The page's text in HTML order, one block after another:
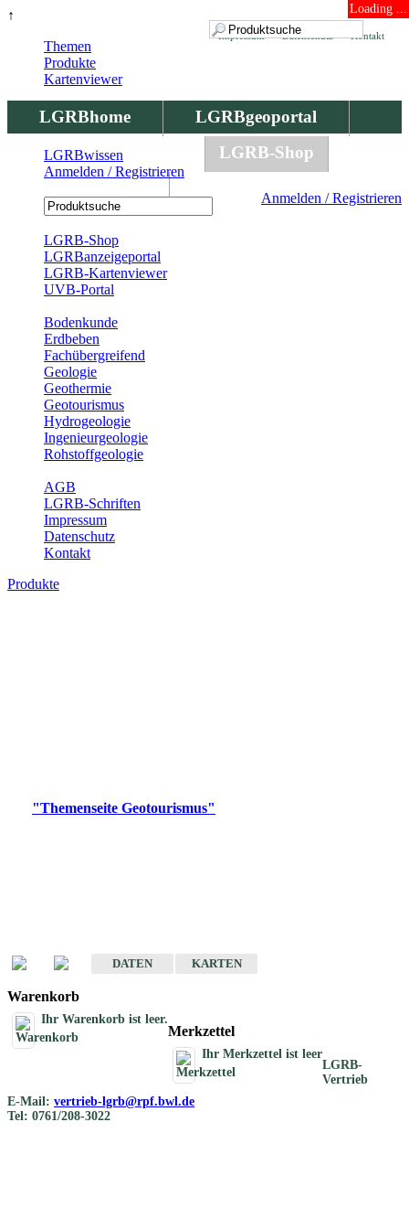
↑ Loading ...
Kontakt
Datenschutz
Impressum
LGRBhome
LGRBgeoportal
LGRBbohrungen
LGRB-Shop
Anmelden / Registrieren
Themen
Produkte
Kartenviewer
LGRBwissen
Anmelden / Registrieren
LGRB-Shop
LGRBanzeigeportal
LGRB-Kartenviewer
UVB-Portal
Bodenkunde
Erdbeben
Fachübergreifend
Geologie
Geothermie
Geotourismus
Hydrogeologie
Ingenieurgeologie
Rohstoffgeologie
AGB
LGRB-Schriften
Impressum
Datenschutz
Kontakt
Produkte
"Themenseite Geotourismus"
DATEN
KARTEN
Warenkorb
Ihr Warenkorb ist leer.
Merkzettel
Ihr Merkzettel ist leer
LGRB-
Vertrieb
E-Mail: vertrieb-lgrb@rpf.bwl.de
Tel: 0761/208-3022